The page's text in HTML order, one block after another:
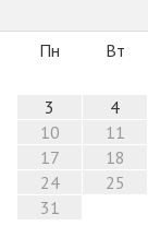
Пн Вт
3
4
10
11
17
18
24
25
31